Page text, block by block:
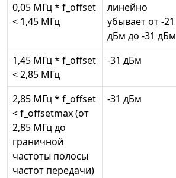
0,05 МГц * f_offset
< 1,45 МГц
линейно
убывает от -21
дБм до -31 дБм
1,45 МГц * f_offset
< 2,85 МГц
-31 дБм
2,85 МГц * f_offset
< f_offsetmax (от
2,85 МГц до
граничной
частоты полосы
частот передачи)
-31 дБм